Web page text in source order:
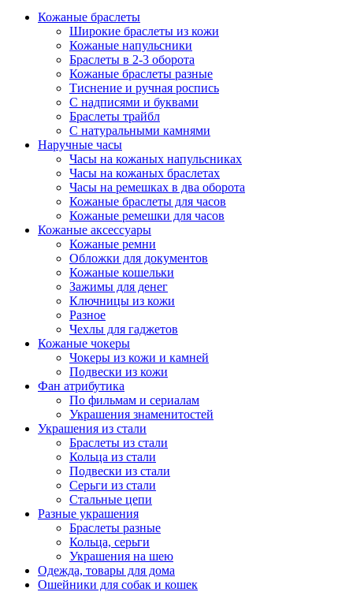
Кожаные браслеты
Широкие браслеты из кожи
Кожаные напульсники
Браслеты в 2-3 оборота
Кожаные браслеты разные
Тиснение и ручная роспись
С надписями и буквами
Браслеты трайбл
С натуральными камнями
Наручные часы
Часы на кожаных напульсниках
Часы на кожаных браслетах
Часы на ремешках в два оборота
Кожаные браслеты для часов
Кожаные ремешки для часов
Кожаные аксессуары
Кожаные ремни
Обложки для документов
Кожаные кошельки
Зажимы для денег
Ключницы из кожи
Разное
Чехлы для гаджетов
Кожаные чокеры
Чокеры из кожи и камней
Подвески из кожи
Фан атрибутика
По фильмам и сериалам
Украшения знаменитостей
Украшения из стали
Браслеты из стали
Кольца из стали
Подвески из стали
Серьги из стали
Стальные цепи
Разные украшения
Браслеты разные
Кольца, серьги
Украшения на шею
Одежда, товары для дома
Ошейники для собак и кошек